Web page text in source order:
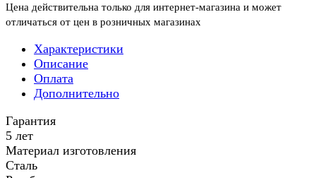
Цена действительна только для интернет-магазина и может
отличаться от цен в розничных магазинах
Характеристики
Описание
Оплата
Дополнительно
Гарантия
5 лет
Материал изготовления
Сталь